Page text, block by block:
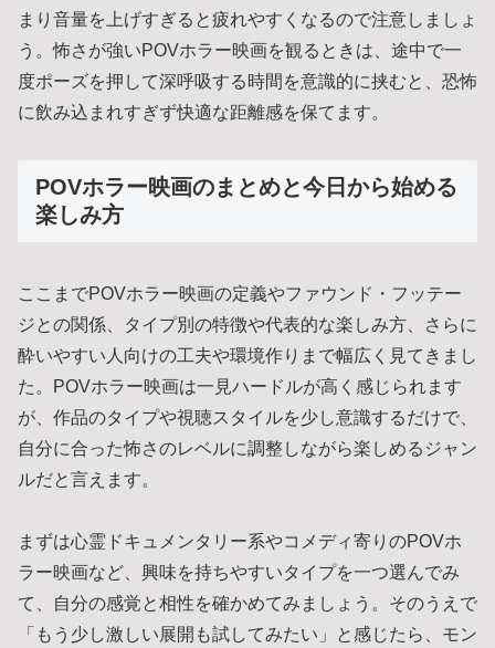
まり音量を上げすぎると疲れやすくなるので注意しましょ
う。怖さが強いPOVホラー映画を観るときは、途中で一
度ポーズを押して深呼吸する時間を意識的に挟むと、恐怖
に飲み込まれすぎず快適な距離感を保てます。
POVホラー映画のまとめと今日から始める
楽しみ方
ここまでPOVホラー映画の定義やファウンド・フッテー
ジとの関係、タイプ別の特徴や代表的な楽しみ方、さらに
酔いやすい人向けの工夫や環境作りまで幅広く見てきまし
た。POVホラー映画は一見ハードルが高く感じられます
が、作品のタイプや視聴スタイルを少し意識するだけで、
自分に合った怖さのレベルに調整しながら楽しめるジャン
ルだと言えます。
まずは心霊ドキュメンタリー系やコメディ寄りのPOVホ
ラー映画など、興味を持ちやすいタイプを一つ選んでみ
て、自分の感覚と相性を確かめてみましょう。そのうえで
「もう少し激しい展開も試してみたい」と感じたら、モン